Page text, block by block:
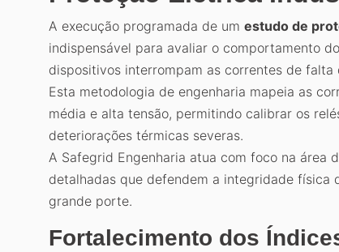
A execução programada de um estudo de
indispensável para avaliar o comportamento
dispositivos interrompam as correntes de falta
Esta metodologia de engenharia mapeia as
média e alta tensão, permitindo calibrar os
deteriorações térmicas severas.
A Safegrid Engenharia atua com foco na área
detalhadas que defendem a integridade
grande porte.
Fortalecimento dos